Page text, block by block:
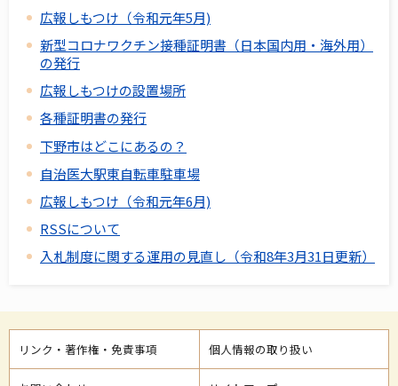
広報しもつけ（令和元年5月)
新型コロナワクチン接種証明書（日本国内用・海外用）
の発行
広報しもつけの設置場所
各種証明書の発行
下野市はどこにあるの？
自治医大駅東自転車駐車場
広報しもつけ（令和元年6月)
RSSについて
入札制度に関する運用の見直し（令和8年3月31日更新）
リンク・著作権・免責事項 個人情報の取り扱い